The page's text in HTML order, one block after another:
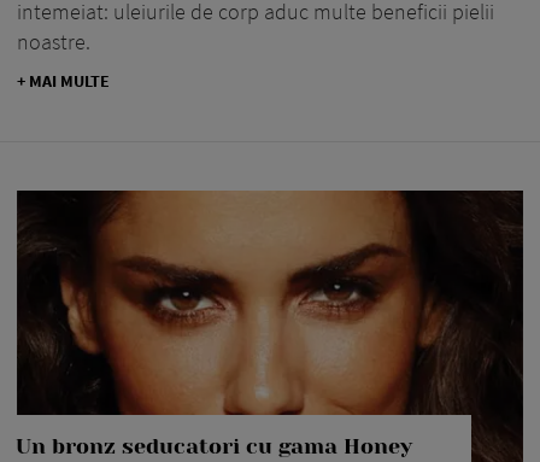
intemeiat: uleiurile de corp aduc multe beneficii pielii
noastre.
+ MAI MULTE
Un bronz seducatori cu gama Honey